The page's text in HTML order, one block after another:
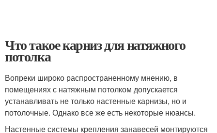
Что такое карниз для натяжного
потолка
Вопреки широко распространенному мнению, в
помещениях с натяжным потолком допускается
устанавливать не только настенные карнизы, но и
потолочные. Однако все же есть некоторые нюансы.
Настенные системы крепления занавесей монтируются